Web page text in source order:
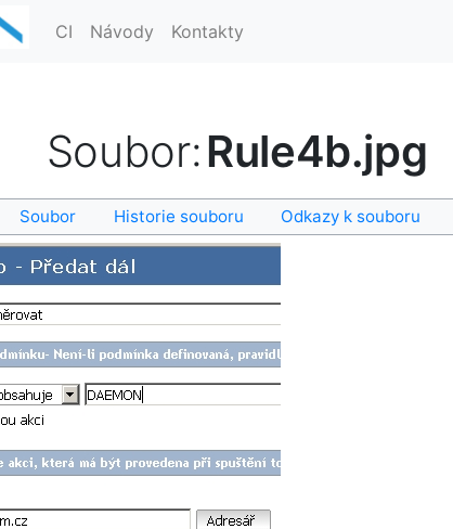
CI Návody Kontakty
Soubor:Rule4b.jpg
Soubor Historie souboru Odkazy k souboru